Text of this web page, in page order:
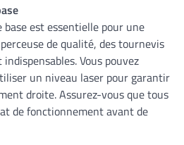
est essentielle pour une
de qualité, des tournevis
Vous pouvez
un niveau laser pour garantir
droite. Assurez-vous que tous
de fonctionnement avant de